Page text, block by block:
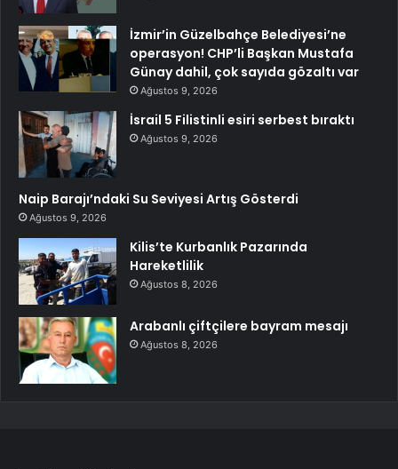
İzmir’in Güzelbahçe Belediyesi’ne
operasyon! CHP’li Başkan Mustafa
Günay dahil, çok sayıda gözaltı var
Ağustos 9, 2026
İsrail 5 Filistinli esiri serbest bıraktı
Ağustos 9, 2026
Naip Barajı’ndaki Su Seviyesi Artış Gösterdi
Ağustos 9, 2026
Kilis’te Kurbanlık Pazarında
Hareketlilik
Ağustos 8, 2026
Arabanlı çiftçilere bayram mesajı
Ağustos 8, 2026